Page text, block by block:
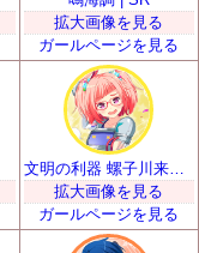
拡大画像を見る
ガールページを見る
文明の利器 螺子川来夢 | SR
拡大画像を見る
ガールページを見る